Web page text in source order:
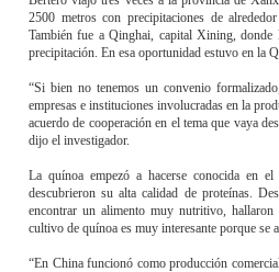
2500 metros con precipitaciones de
También fue a Qinghai, capital Xining,
precipitación. En esa oportunidad estuvo en la
“Si bien no tenemos un convenio
empresas e instituciones involucradas en la
acuerdo de cooperación en el tema que vaya
dijo el investigador.
La quínoa empezó a hacerse conocida en
descubrieron su alta calidad de proteínas.
encontrar un alimento muy nutritivo,
cultivo de quínoa es muy interesante porque se
“En China funcionó como producción